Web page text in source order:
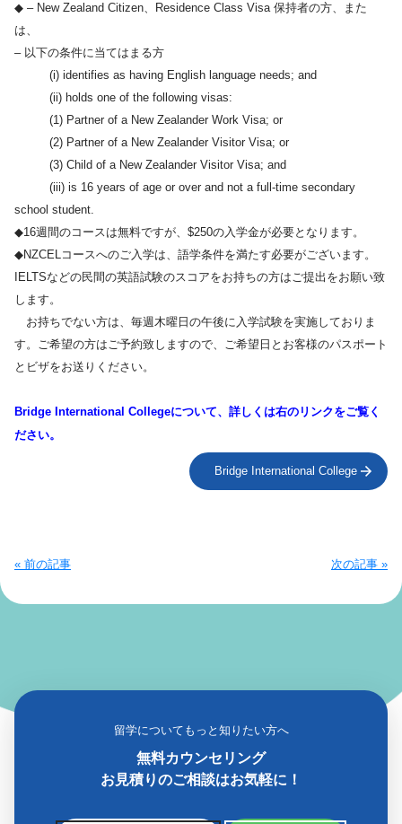
◆ – New Zealand Citizen、Residence Class Visa 保持者の方、また
は、
– 以下の条件に当てはまる方
(i) identifies as having English language needs; and
(ii) holds one of the following visas:
(1) Partner of a New Zealander Work Visa; or
(2) Partner of a New Zealander Visitor Visa; or
(3) Child of a New Zealander Visitor Visa; and
(iii) is 16 years of age or over and not a full-time secondary
school student.
◆16週間のコースは無料ですが、$250の入学金が必要となります。
◆NZCELコースへのご入学は、語学条件を満たす必要がございます。
IELTSなどの民間の英語試験のスコアをお持ちの方はご提出をお願い致
します。
お持ちでない方は、毎週木曜日の午後に入学試験を実施しておりま
す。ご希望の方はご予約致しますので、ご希望日とお客様のパスポート
とビザをお送りください。
Bridge International Collegeについて、詳しくは右のリンクをご覧く
ださい。
Bridge International College
« 前の記事 次の記事 »
留学についてもっと知りたい方へ
無料カウンセリング
お見積りのご相談はお気軽に！